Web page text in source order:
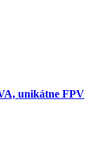
unikátne FPV